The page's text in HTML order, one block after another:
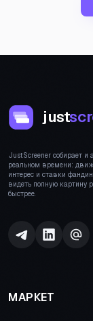
just
JustScreener собирает
реальном времени:
интерес и ставки
видеть полную картину
быстрее.
МАРКЕТ